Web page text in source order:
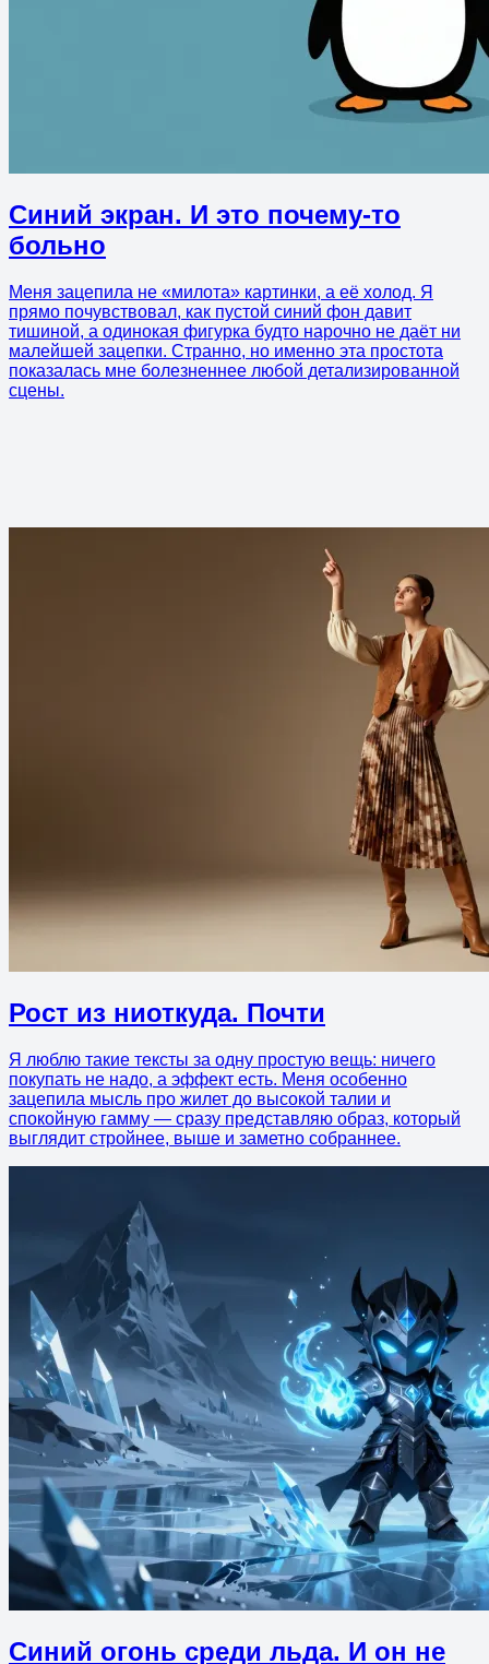
Синий экран. И это почему-то
больно
Меня зацепила не «милота» картинки, а её холод. Я
прямо почувствовал, как пустой синий фон давит
тишиной, а одинокая фигурка будто нарочно не даёт ни
малейшей зацепки. Странно, но именно эта простота
показалась мне болезненнее любой детализированной
сцены.
Рост из ниоткуда. Почти
Я люблю такие тексты за одну простую вещь: ничего
покупать не надо, а эффект есть. Меня особенно
зацепила мысль про жилет до высокой талии и
спокойную гамму — сразу представляю образ, который
выглядит стройнее, выше и заметно собраннее.
Синий огонь среди льда. И он не